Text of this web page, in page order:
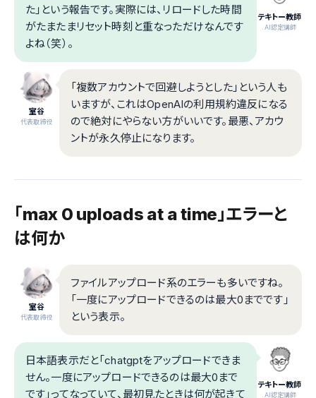
テキトー教師
.AI認定講師
た」という報告です。実際には、リロードした時間
がたまたまリセット時刻と重なっただけなんです
よね（笑）。
室谷
代表取締役
「複数アカウントで回避しようとした」という人も
いますが、これはOpenAIの利用規約違反になる
ので絶対にやらない方がいいです。最悪、アカウ
ントが永久停止になります。
「max 0 uploads at a time」エラーと
は何か
室谷
代表取締役
ファイルアップロード系のエラーも多いですね。
「一度にアップロードできるのは最大0までです」
という表示。
テキトー教師
.AI認定講師
日本語表示だと「chatgptをアップロードできま
せん。一度にアップロードできるのは最大0まで
です」ってなっていて、最初見たときは何が起きて